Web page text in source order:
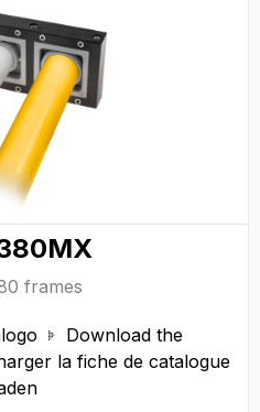
frames

Download the
la fiche de catalogue